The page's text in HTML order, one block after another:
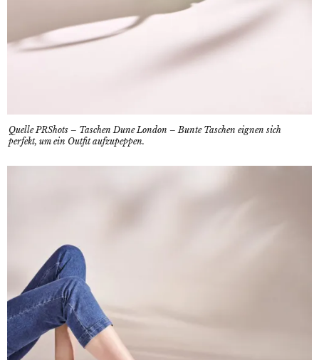
Quelle PRShots – Taschen Dune London – Bunte Taschen eignen sich
perfekt, um ein Outfit aufzupeppen.